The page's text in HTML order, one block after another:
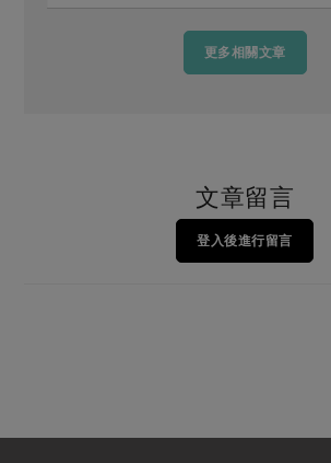
更多相關文章
文章留言
登入後進行留言